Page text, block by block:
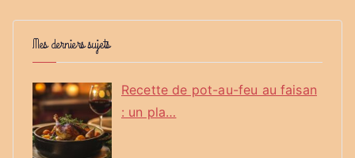
Mes derniers sujets
Recette de pot-au-feu au faisan
: un pla…